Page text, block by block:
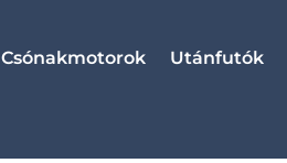
Csónakmotorok Utánfutók